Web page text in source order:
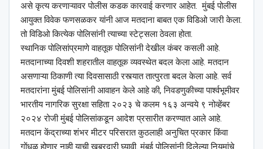
असे कृत्य करणाऱ्यावर पोलीस कडक कारवाई करणार आहेत. मुंबई पोलीस
आयुक्त विवेक फणसळकर यांनी आज मतदाना बाबत एक विडिओ जारी केला.
तो विडिओ कित्येक पोलिसांनी त्याच्या स्टेट्सला ठेवला होता.
स्थानिक पोलिसांप्रमाणे वाहतूक पोलिसांनी देखील कंबर कसली आहे.
मतदानाच्या दिवशी शहरातील वाहतूक व्यवस्थेत बदल केला आहे. मतदान
असणाऱ्या ठिकाणी त्या दिवसासाठी रस्त्यात तात्पुरता बदल केला आहे. सर्व
मतदारांना मुंबई पोलिसांनी आवाहन केले आहे की, निवडणुकीच्या पार्श्‍वभूमीवर
भारतीय नागरिक सुरक्षा सहिता २०२३ चे कलम १६३ अन्वये ९ नोव्हेंबर
२०२४ रोजी मुंबई पोलिसांकडून आदेश प्रसारीत करण्यात आले आहे.
मतदान केंद्राच्या शंभर मीटर परिसरात कुठलाही अनुचित प्रकार किंवा
गोंधळ होणार नाही याची खबरदारी घ्यावी. मुंबई पोलिसांनी दिलेल्या नियमांचे